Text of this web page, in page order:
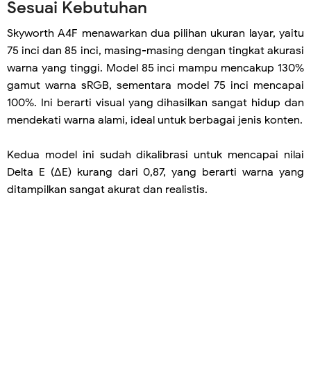
Sesuai Kebutuhan
Skyworth A4F menawarkan dua pilihan ukuran layar, yaitu
75 inci dan 85 inci, masing-masing dengan tingkat akurasi
warna yang tinggi. Model 85 inci mampu mencakup 130%
gamut warna sRGB, sementara model 75 inci mencapai
100%. Ini berarti visual yang dihasilkan sangat hidup dan
mendekati warna alami, ideal untuk berbagai jenis konten.
Kedua model ini sudah dikalibrasi untuk mencapai nilai
Delta E (ΔE) kurang dari 0,87, yang berarti warna yang
ditampilkan sangat akurat dan realistis.